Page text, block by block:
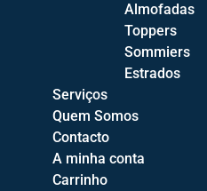
Camiseiros
Roupeiros
Espelhos
Toucadores
Quartos
Quartos Bébé
Quartos Juvenis
Almofadas
Toppers
Sommiers
Estrados
Serviços
Quem Somos
Contacto
A minha conta
Carrinho